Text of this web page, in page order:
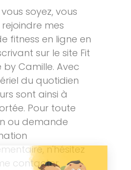
soyez, vous
mes
fitness en ligne en
sur le site Fit
by Camille. Avec
du quotidien
sont ainsi à
Pour toute
ou demande
n'hésitez
contacter.